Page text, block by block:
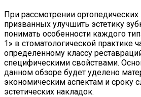
При рассмотрении ортопедических
призванных улучшить эстетику
понимать особенности каждого
1» в стоматологической практике
определенному классу
специфическими свойствами.
данном обзоре будет уделено
экономическим аспектам и сроку
эстетических накладок.